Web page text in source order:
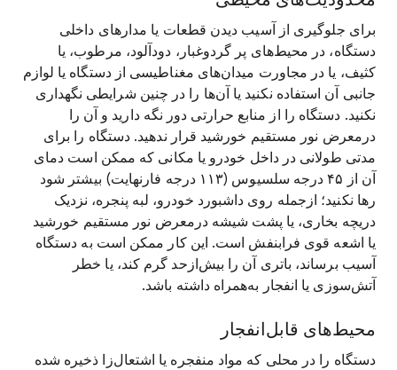
برای جلوگیری از آسیب دیدن قطعات یا مدارهای داخلی
دستگاه، در محیط‌های پر گردوغبار، دودآلود، مرطوب، یا
کثیف، یا در مجاورت میدان‌های مغناطیسی از دستگاه یا لوازم
جانبی آن استفاده نکنید یا آن‌ها را در چنین شرایطی نگهداری
نکنید. دستگاه را از منابع حرارتی دور نگه دارید و آن را
درمعرض نور مستقیم خورشید قرار ندهید. دستگاه را برای
مدتی طولانی در داخل خودرو یا مکانی که ممکن است دمای
آن از ۴۵ درجه سلسیوس (۱۱۳ درجه فارنهایت) بیشتر شود
رها نکنید؛ ازجمله روی داشبورد خودرو، لبه پنجره، نزدیک
دریچه بخاری، یا پشت شیشه درمعرض نور مستقیم خورشید
یا اشعه قوی فرابنفش است. این کار ممکن است به دستگاه
آسیب برساند، باتری آن را بیش‌ازحد گرم کند، یا خطر
آتش‌سوزی یا انفجار به‌همراه داشته باشد.
محیط‌های قابل‌انفجار
دستگاه را در محلی که مواد منفجره یا اشتعال‌زا ذخیره شده